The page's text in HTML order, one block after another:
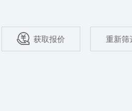
获取报价 重新筛